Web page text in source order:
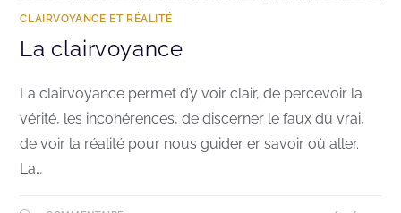
CLAIRVOYANCE ET RÉALITÉ
La clairvoyance
La clairvoyance permet d’y voir clair, de percevoir la
vérité, les incohérences, de discerner le faux du vrai,
de voir la réalité pour nous guider er savoir où aller.
La…